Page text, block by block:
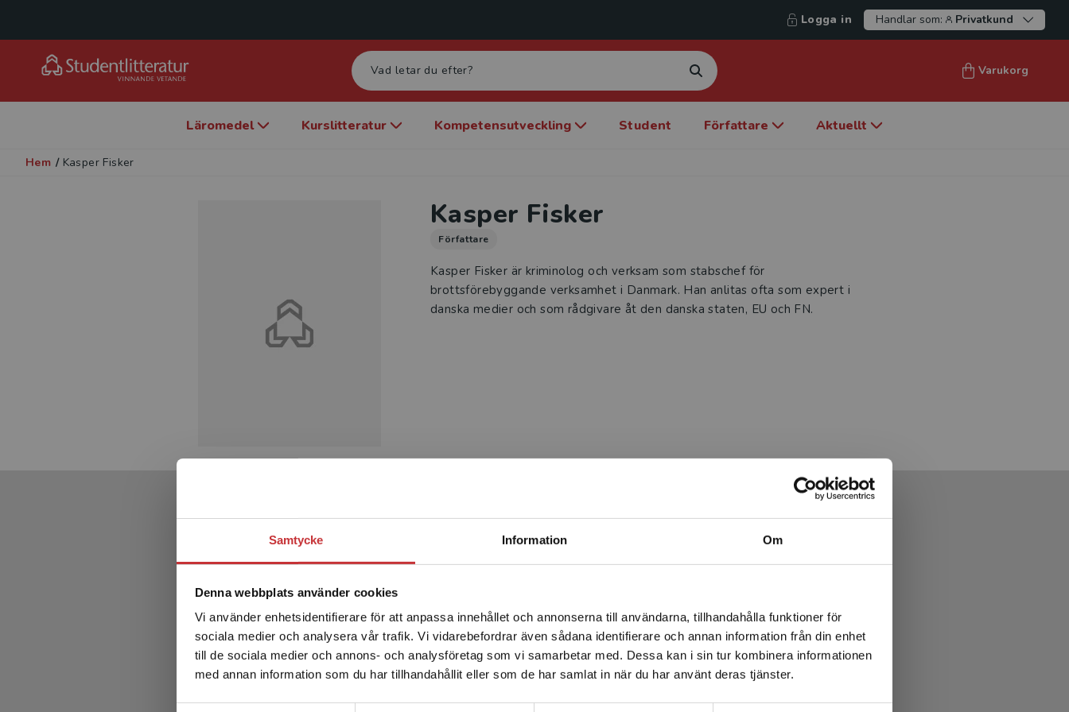
Samtycke Information Om
Denna webbplats använder cookies
Vi använder enhetsidentifierare för att anpassa innehållet och annonserna till användarna, tillhandahålla funktioner för
sociala medier och analysera vår trafik. Vi vidarebefordrar även sådana identifierare och annan information från din enhet
till de sociala medier och annons- och analysföretag som vi samarbetar med. Dessa kan i sin tur kombinera informationen
med annan information som du har tillhandahållit eller som de har samlat in när du har använt deras tjänster.
Begränsad fraktregion
Det verkar som att du besöker studentlitteratur.se via en
enhet utanför Sverige. Vi erbjuder inte leveranser utanför
Sverige. För att kunna slutföra ett köp måste
leveransadressen vara i Sverige.Läs mer
Logga in Handlar som: Privatkund
Varukorg
Läromedel Kurslitteratur Kompetensutveckling Student Författare Aktuellt
Hem / Kasper Fisker
Kasper Fisker
Författare
Kasper Fisker är kriminolog och verksam som stabschef för
brottsförebyggande verksamhet i Danmark. Han anlitas ofta som expert i
danska medier och som rådgivare åt den danska staten, EU och FN.
Produkter